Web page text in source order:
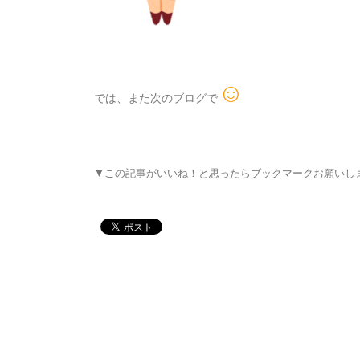
では、また次のブログで ☺
▼この記事がいいね！と思ったらブックマークお願いし